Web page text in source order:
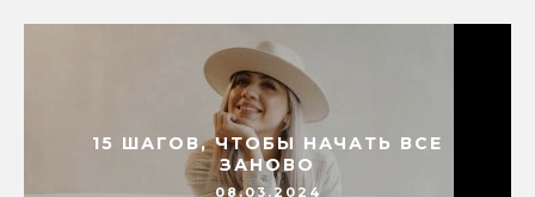
15 ШАГОВ, ЧТОБЫ НАЧАТЬ ВСЕ
ЗАНОВО
08.03.2024